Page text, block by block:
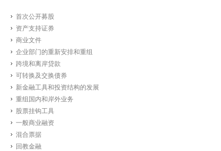
首次公开募股
资产支持证券
商业文件
企业部门的重新安排和重组
跨境和离岸贷款
可转换及交换债券
新金融工具和投资结构的发展
重组国内和岸外业务
股票挂钩工具
一般商业融资
混合票据
回教金融